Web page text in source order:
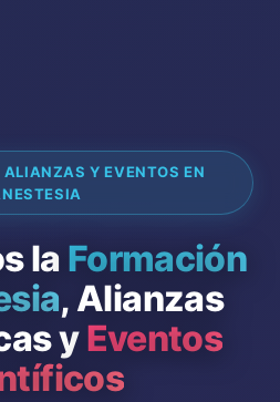
ALIANZAS Y EVENTOS EN
la Formación
, Alianzas
yEventos